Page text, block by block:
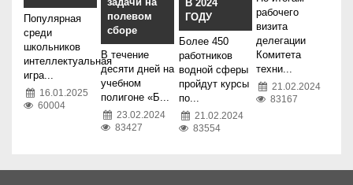
Популярная
среди
школьников
интеллектуальная
игра...
16.01.2025
60004
полевом
сборе
В течение
десяти дней на
учебном
полигоне «Б...
23.02.2024
83427
В 2024
ГОДУ
Более 450
работников
водной сферы
пройдут курсы
по...
21.02.2024
83554
рабочего
визита
делегации
Комитета
техни...
21.02.2024
83167